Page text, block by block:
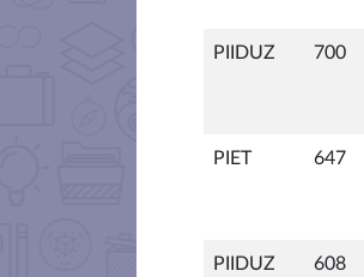
PIIDUZ 700
PIET 647
PIIDUZ 608